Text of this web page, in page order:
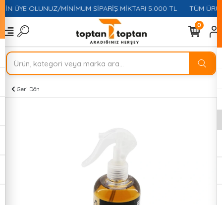
ÜYE OLUNUZ/MİNİMUM SİPARİŞ MİKTARI 5.000 TL TÜM
0
Geri Dön